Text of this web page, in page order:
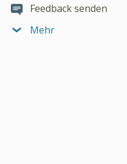
Feedback senden
Mehr